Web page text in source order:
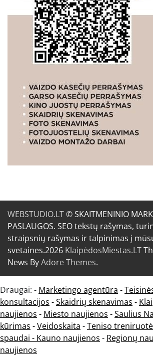
WEBSTUDIO.LT© SKAITMENINIO
PASLAUGOS. SEO tekstų rašymas,
straipsnių rašymas ir talpinimas į
svetaines.2026 KlaipėdosMiestas.LT
News ByAdore Themes.
Draugai: - Marketingo agentūra -
konsultacijos -Skaidrių skenavimas -
naujienos - Miesto naujienos -Saulius
kūrimas -Veidoskaita -Teniso
spaudai - Kauno naujienos - Regionų
naujienos